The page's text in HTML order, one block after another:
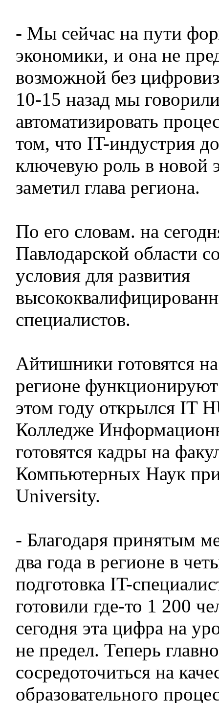
- Мы сейчас на пути
экономики, и она не
возможной без
10-15 назад мы
автоматизировать
том, что IT-индустрия
ключевую роль в новой
заметил глава региона.
По его словам. на
Павлодарской области
условия для развития
специалистов.
Айтишники готовятся
регионе
этом году открылся IT
Колледже
готовятся кадры на
Компьютерных Наук
University.
- Благодаря принятым
два года в регионе в
подготовка IT-
готовили где-то 1 200
сегодня эта цифра на
не предел. Теперь
сосредоточиться на
образовательного